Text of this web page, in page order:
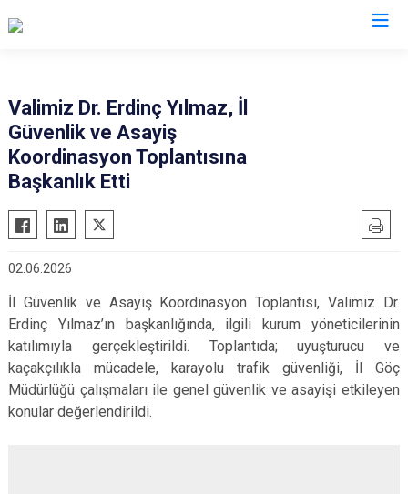
Valimiz Dr. Erdinç Yılmaz, İl
Güvenlik ve Asayiş
Koordinasyon Toplantısına
Başkanlık Etti
02.06.2026
İl Güvenlik ve Asayiş Koordinasyon Toplantısı, Valimiz Dr.
Erdinç Yılmaz’ın başkanlığında, ilgili kurum yöneticilerinin
katılımıyla gerçekleştirildi. Toplantıda; uyuşturucu ve
kaçakçılıkla mücadele, karayolu trafik güvenliği, İl Göç
Müdürlüğü çalışmaları ile genel güvenlik ve asayişi etkileyen
konular değerlendirildi.